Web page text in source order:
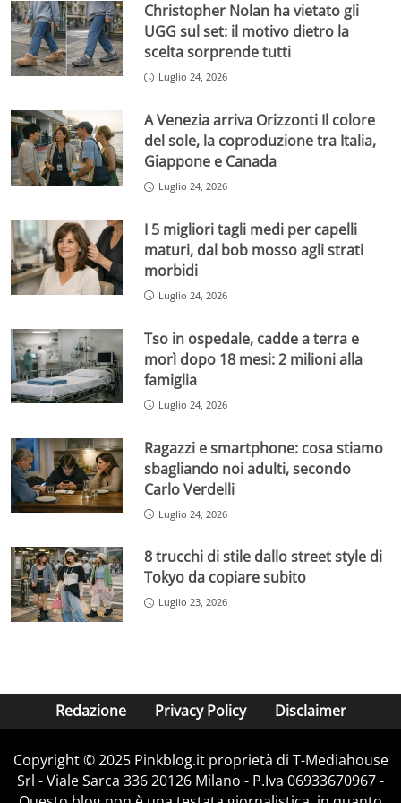
Christopher Nolan ha vietato gli
UGG sul set: il motivo dietro la
scelta sorprende tutti
Luglio 24, 2026
A Venezia arriva Orizzonti Il colore
del sole, la coproduzione tra Italia,
Giappone e Canada
Luglio 24, 2026
I 5 migliori tagli medi per capelli
maturi, dal bob mosso agli strati
morbidi
Luglio 24, 2026
Tso in ospedale, cadde a terra e
morì dopo 18 mesi: 2 milioni alla
famiglia
Luglio 24, 2026
Ragazzi e smartphone: cosa stiamo
sbagliando noi adulti, secondo
Carlo Verdelli
Luglio 24, 2026
8 trucchi di stile dallo street style di
Tokyo da copiare subito
Luglio 23, 2026
Redazione Privacy Policy Disclaimer
Copyright © 2025 Pinkblog.it proprietà di T-Mediahouse
Srl - Viale Sarca 336 20126 Milano - P.Iva 06933670967 -